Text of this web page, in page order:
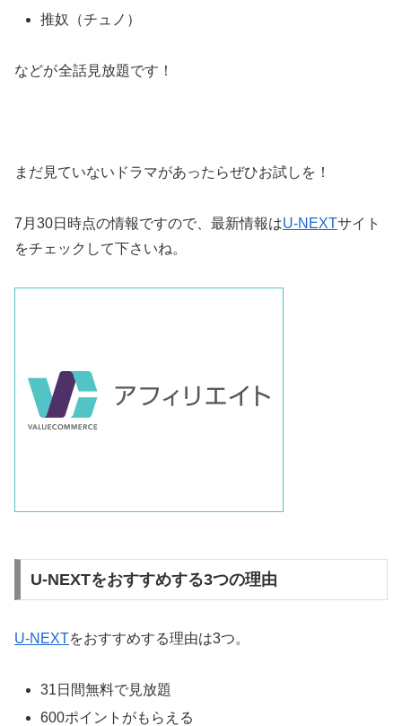
推奴（チュノ）
などが全話見放題です！
まだ見ていないドラマがあったらぜひお試しを！
7月30日時点の情報ですので、最新情報はU-NEXTサイト
をチェックして下さいね。
U-NEXTをおすすめする3つの理由
U-NEXTをおすすめする理由は3つ。
31日間無料で見放題
600ポイントがもらえる